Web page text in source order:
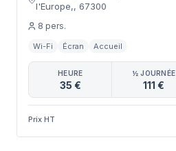
l'Europe,, 67300
8 pers.
Wi-Fi Écran Accueil
HEURE
35 €
½ JOURNÉE
111 €
Prix HT